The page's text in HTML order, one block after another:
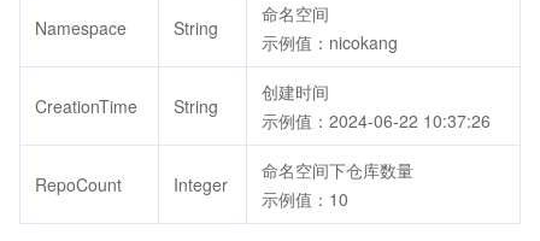
Namespace String
命名空间
示例值：nicokang
CreationTime String
创建时间
示例值：2024-06-22 10:37:26
RepoCount Integer
命名空间下仓库数量
示例值：10